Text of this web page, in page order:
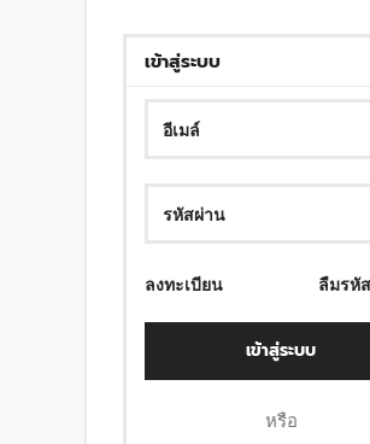
เข้าสู่ระบบ
ลงทะเบียน ลืมรหั
เข้าสู่ระบบ
หรือ